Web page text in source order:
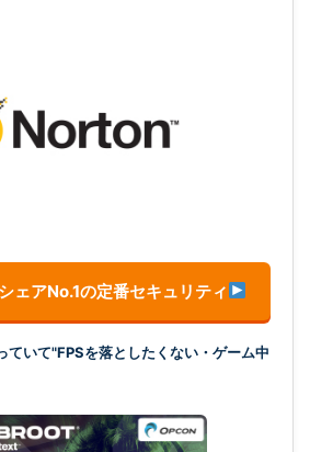
ェアNo.1の定番セキュリティ
ていて"FPSを落としたくない・ゲーム中